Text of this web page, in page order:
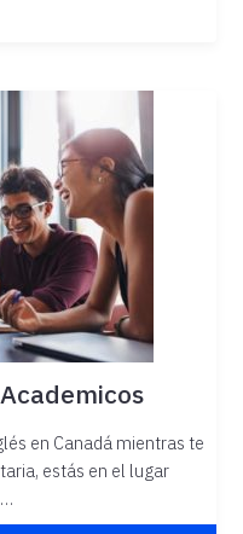
en Canadá mientras te
estás en el lugar